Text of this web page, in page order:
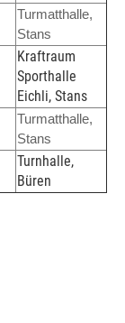
Turmatthalle,
Stans
Kraftraum
Sporthalle
Eichli, Stans
Turmatthalle,
Stans
Turnhalle,
Büren